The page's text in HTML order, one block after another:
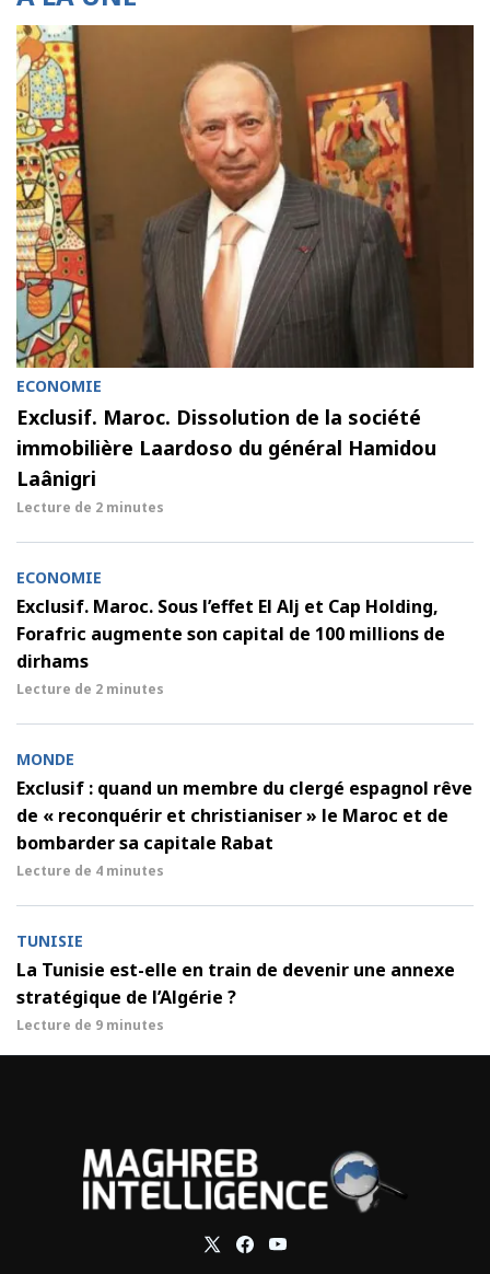
ECONOMIE
Exclusif. Maroc. Dissolution de la société
immobilière Laardoso du général Hamidou
Laânigri
Lecture de 2 minutes
ECONOMIE
Exclusif. Maroc. Sous l’effet El Alj et Cap Holding,
Forafric augmente son capital de 100 millions de
dirhams
Lecture de 2 minutes
MONDE
Exclusif : quand un membre du clergé espagnol rêve
de « reconquérir et christianiser » le Maroc et de
bombarder sa capitale Rabat
Lecture de 4 minutes
TUNISIE
La Tunisie est-elle en train de devenir une annexe
stratégique de l’Algérie ?
Lecture de 9 minutes